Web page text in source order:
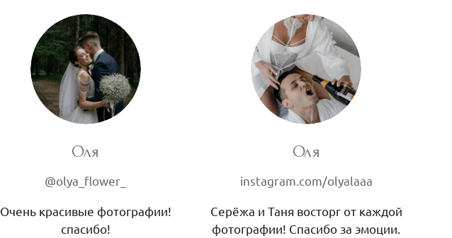
Оля
@olya_flower_
Очень красивые фотографии!
спасибо!
Оля
instagram.com/olyalaaa
Серёжа и Таня восторг от каждой
фотографии! Спасибо за эмоции.